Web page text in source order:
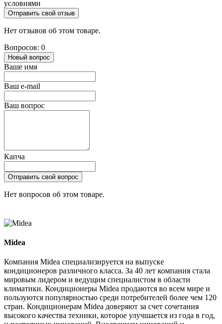
условиями
Отправить свой отзыв
Нет отзывов об этом товаре.
Вопросов: 0
Новый вопрос
Ваше имя
Ваш e-mail
Ваш вопрос
Капча
Отправить свой вопрос
Нет вопросов об этом товаре.
Midea
Компания Midea специализируется на выпуске
кондиционеров различного класса. За 40 лет компания стала
мировым лидером и ведущим специалистом в области
климатики. Кондиционеры Midea продаются во всем мире и
пользуются популярностью среди потребителей более чем 120
стран. Кондиционерам Midea доверяют за счет сочетания
высокого качества техники, которое улучшается из года в год,